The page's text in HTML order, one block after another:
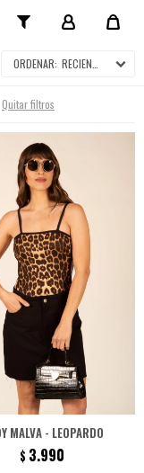
RECIENTES
Quitar filtros
MALVA - LEOPARDO
$ 3.990